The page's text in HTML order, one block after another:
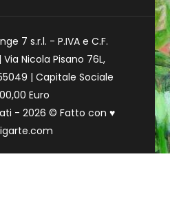
7 s.r.l. - P.IVA e C.F.
Nicola Pisano 76L,
| Capitale Sociale
Euro
- 2026 © Fatto con ♥